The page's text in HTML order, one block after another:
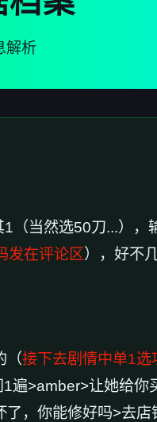
解析
（当然选50刀...），
发在评论区 ），好不
（接下去剧情中单1选
遍>amber>让她给你
，你能修好吗>去